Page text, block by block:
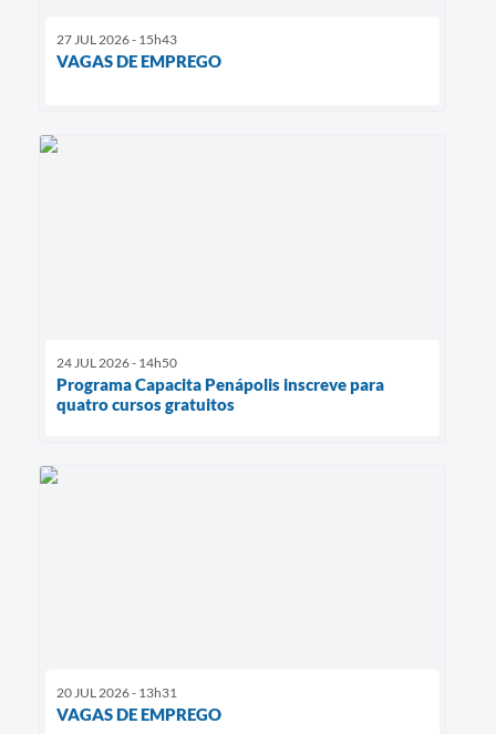
27 JUL 2026 - 15h43
VAGAS DE EMPREGO
24 JUL 2026 - 14h50
Programa Capacita Penápolis inscreve para
quatro cursos gratuitos
20 JUL 2026 - 13h31
VAGAS DE EMPREGO